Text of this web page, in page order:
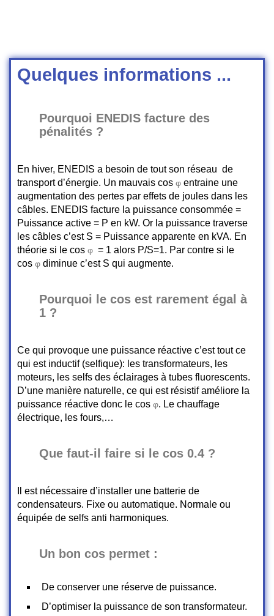
Quelques informations ...
Pourquoi ENEDIS facture des
pénalités ?
En hiver, ENEDIS a besoin de tout son réseau de
transport d’énergie. Un mauvais cos φ entraine une
augmentation des pertes par effets de joules dans les
câbles. ENEDIS facture la puissance consommée =
Puissance active = P en kW. Or la puissance traverse
les câbles c’est S = Puissance apparente en kVA. En
théorie si le cos φ = 1 alors P/S=1. Par contre si le
cos φ diminue c’est S qui augmente.
Pourquoi le cos est rarement égal à
1 ?
Ce qui provoque une puissance réactive c’est tout ce
qui est inductif (selfique): les transformateurs, les
moteurs, les selfs des éclairages à tubes fluorescents.
D’une manière naturelle, ce qui est résistif améliore la
puissance réactive donc le cos φ. Le chauffage
électrique, les fours,…
Que faut-il faire si le cos 0.4 ?
Il est nécessaire d’installer une batterie de
condensateurs. Fixe ou automatique. Normale ou
équipée de selfs anti harmoniques.
Un bon cos permet :
De conserver une réserve de puissance.
D’optimiser la puissance de son transformateur.